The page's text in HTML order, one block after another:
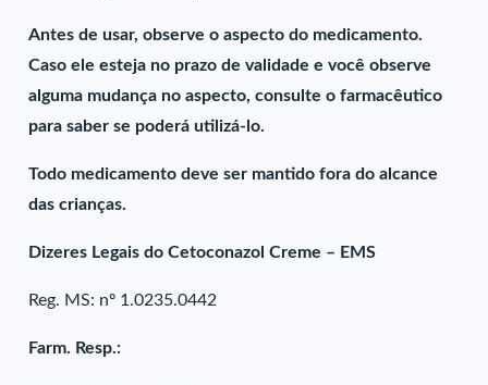
Antes de usar, observe o aspecto do medicamento.
Caso ele esteja no prazo de validade e você observe
alguma mudança no aspecto, consulte o farmacêutico
para saber se poderá utilizá-lo.
Todo medicamento deve ser mantido fora do alcance
das crianças.
Dizeres Legais do Cetoconazol Creme – EMS
Reg. MS: nº 1.0235.0442
Farm. Resp.: